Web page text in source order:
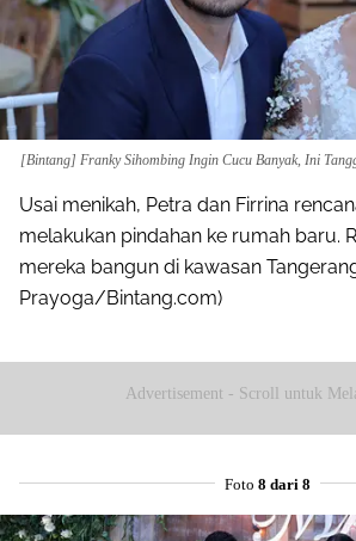
[Bintang] Franky Sihombing Ingin Cucu Banyak, Ini
Usai menikah, Petra dan Firrina
melakukan pindahan ke rumah baru.
mereka bangun di kawasan
Prayoga/Bintang.com)
Advertisement - Scroll untuk
Foto 8 dari 8